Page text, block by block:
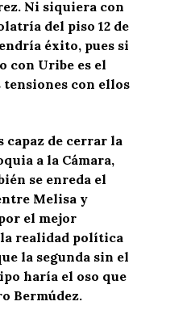
Ni siquiera con
del piso 12 de
éxito, pues si
con Uribe es el
tensiones con ellos
capaz de cerrar la
a la Cámara,
se enreda el
Melisa y
el mejor
realidad política
la segunda sin el
haría el oso que
Bermúdez.